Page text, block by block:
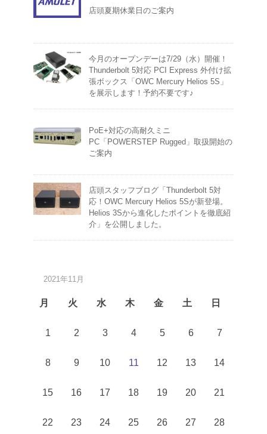
店頭夏期休業日のご案内
今月のオープンデーは7/29（水）開催！
Thunderbolt 5対応 PCI Express 外付け拡
張ボックス「OWC Mercury Helios 5S」
を展示します！予約不要です♪
PoE+対応の高耐久ミニ
PC「POWERSTEP Rugged」取扱開始の
ご案内
店頭スタッフブログ「Thunderbolt 5対
応！OWC Mercury Helios 5Sが新登場。
Helios 3Sから進化したポイントを徹底紹
介」を公開しました。
2021年11月
月 火 水 木 金 土 日
1 2 3 4 5 6 7
8 9 10 11 12 13 14
15 16 17 18 19 20 21
22 23 24 25 26 27 28